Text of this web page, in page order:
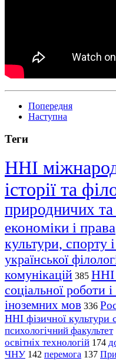
Попередня
Наступна
Теги
ННІ
історії та
природничих
економіки і права
культури, спорту
української
комунікацій 385 ННІ
соціальної роботи
іноземних мов 336
ННІ фізичної культури
психологічний факультет
освітніх технологій 174
ЧНУ 142 перемога 137